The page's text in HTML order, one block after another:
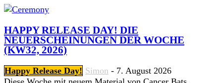
HAPPY RELEASE DAY! DIE
NEUERSCHEINUNGEN DER WOCHE
(KW32, 2026)
Happy Release Day! Simon - 7. August 2026